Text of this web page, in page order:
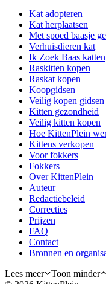
Kat adopteren
Kat herplaatsen
Met spoed baasje
Verhuisdieren kat
Ik Zoek Baas katten
Raskitten kopen
Raskat kopen
Koopgidsen
Veilig kopen gidsen
Kitten gezondheid
Veilig kitten kopen
Hoe KittenPlein
Kittens verkopen
Voor fokkers
Fokkers
Over KittenPlein
Auteur
Redactiebeleid
Correcties
Prijzen
FAQ
Contact
Bronnen en
Lees meer
Toon minder